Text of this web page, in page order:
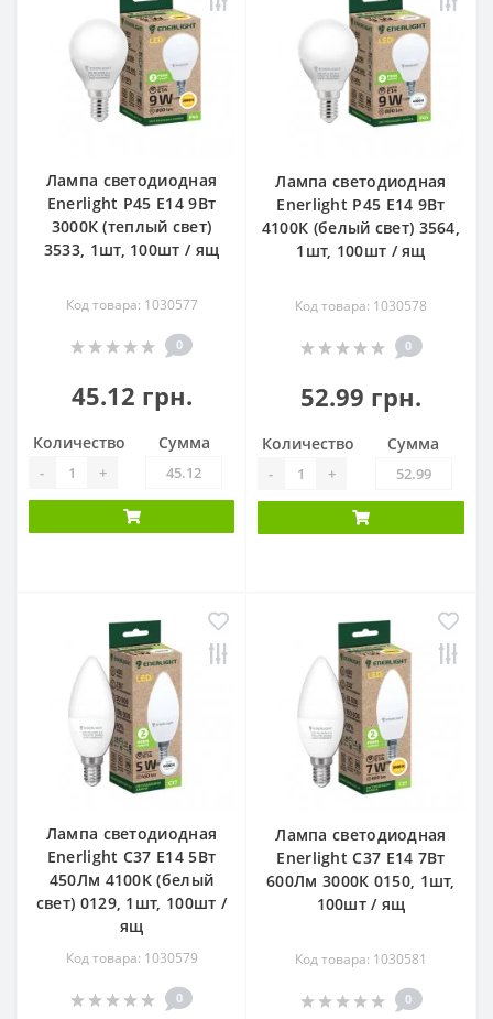
Лампа светодиодная
Enerlight Р45 Е14 9Вт
3000К (теплый свет)
3533, 1шт, 100шт / ящ
Код товара: 1030577
0
45.12 грн.
Количество
- +
Сумма
Лампа светодиодная
Enerlight Р45 Е14 9Вт
4100К (белый свет) 3564,
1шт, 100шт / ящ
Код товара: 1030578
0
52.99 грн.
Количество
- +
Сумма
Лампа светодиодная
Enerlight С37 Е14 5Вт
450Лм 4100К (белый
свет) 0129, 1шт, 100шт /
ящ
Код товара: 1030579
0
Лампа светодиодная
Enerlight С37 Е14 7Вт
600Лм 3000К 0150, 1шт,
100шт / ящ
Код товара: 1030581
0